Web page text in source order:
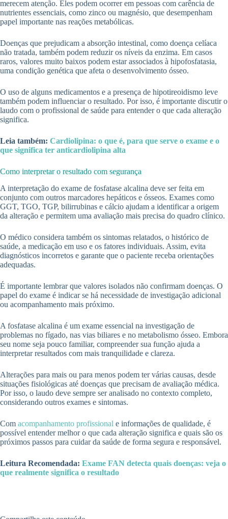
merecem atenção. Eles podem ocorrer em pessoas com carência de
nutrientes essenciais, como zinco ou magnésio, que desempenham
papel importante nas reações metabólicas.
Doenças que prejudicam a absorção intestinal, como doença celíaca
não tratada, também podem reduzir os níveis da enzima. Em casos
raros, valores muito baixos podem estar associados à hipofosfatasia,
uma condição genética que afeta o desenvolvimento ósseo.
O uso de alguns medicamentos e a presença de hipotireoidismo leve
também podem influenciar o resultado. Por isso, é importante discutir o
laudo com o profissional de saúde para entender o que cada alteração
significa.
Leia também: Cardiolipina: o que é, para que serve o exame e o
que significa ter anticardiolipina alta
Como interpretar o resultado com segurança
A interpretação do exame de fosfatase alcalina deve ser feita em
conjunto com outros marcadores hepáticos e ósseos. Exames como
GGT, TGO, TGP, bilirrubinas e cálcio ajudam a identificar a origem
da alteração e permitem uma avaliação mais precisa do quadro clínico.
O médico considera também os sintomas relatados, o histórico de
saúde, a medicação em uso e os fatores individuais. Assim, evita
diagnósticos incorretos e garante que o paciente receba orientações
adequadas.
É importante lembrar que valores isolados não confirmam doenças. O
papel do exame é indicar se há necessidade de investigação adicional
ou acompanhamento mais próximo.
A fosfatase alcalina é um exame essencial na investigação de
problemas no fígado, nas vias biliares e no metabolismo ósseo. Embora
seu nome seja pouco familiar, compreender sua função ajuda a
interpretar resultados com mais tranquilidade e clareza.
Alterações para mais ou para menos podem ter várias causas, desde
situações fisiológicas até doenças que precisam de avaliação médica.
Por isso, o laudo deve sempre ser analisado no contexto completo,
considerando outros exames e sintomas.
Com acompanhamento profissional e informações de qualidade, é
possível entender melhor o que cada alteração significa e quais são os
próximos passos para cuidar da saúde de forma segura e responsável.
Leitura Recomendada: Exame FAN detecta quais doenças: veja o
que realmente significa o resultado